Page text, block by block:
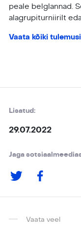
peale belglannad.
alagrupiturniirilt
Vaata kõiki
Lisatud:
29.07.2022
Jaga
Vaata veel